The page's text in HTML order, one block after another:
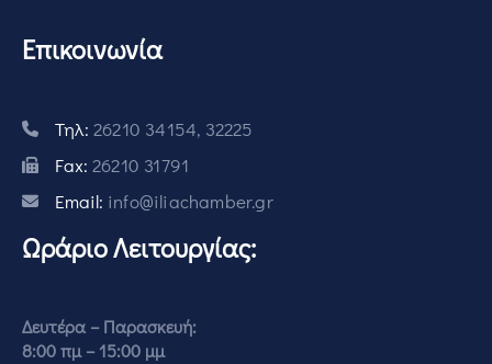
Επικοινωνία
Τηλ: 26210 34154, 32225
Fax: 26210 31791
Email: info@iliachamber.gr
Ωράριο Λειτουργίας:
Δευτέρα – Παρασκευή:
8:00 πμ – 15:00 μμ